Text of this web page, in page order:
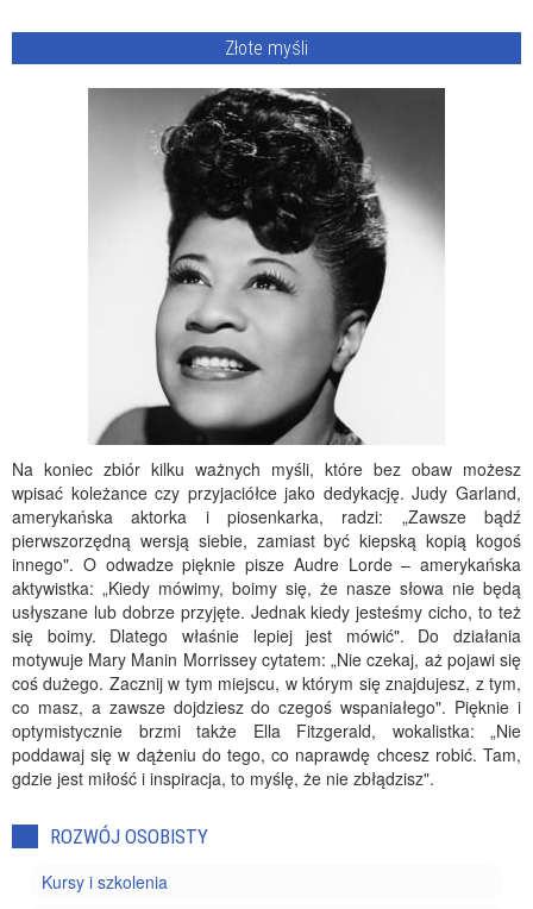
Złote myśli
Na koniec zbiór kilku ważnych myśli, które bez obaw możesz
wpisać koleżance czy przyjaciółce jako dedykację. Judy Garland,
amerykańska aktorka i piosenkarka, radzi: „Zawsze bądź
pierwszorzędną wersją siebie, zamiast być kiepską kopią kogoś
innego". O odwadze pięknie pisze Audre Lorde – amerykańska
aktywistka: „Kiedy mówimy, boimy się, że nasze słowa nie będą
usłyszane lub dobrze przyjęte. Jednak kiedy jesteśmy cicho, to też
się boimy. Dlatego właśnie lepiej jest mówić". Do działania
motywuje Mary Manin Morrissey cytatem: „Nie czekaj, aż pojawi się
coś dużego. Zacznij w tym miejscu, w którym się znajdujesz, z tym,
co masz, a zawsze dojdziesz do czegoś wspaniałego". Pięknie i
optymistycznie brzmi także Ella Fitzgerald, wokalistka: „Nie
poddawaj się w dążeniu do tego, co naprawdę chcesz robić. Tam,
gdzie jest miłość i inspiracja, to myślę, że nie zbłądzisz".
ROZWÓJ OSOBISTY
Kursy i szkolenia